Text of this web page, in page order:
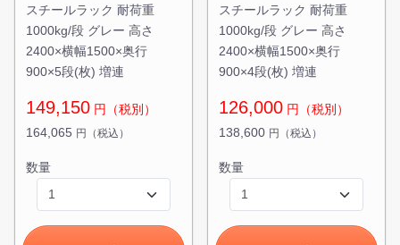
スチールラック 耐荷重
1000kg/段 グレー 高さ
2400×横幅1500×奥行
900×5段(枚) 増連
149,150 円（税別）
164,065 円（税込）
数量
スチールラック 耐荷重
1000kg/段 グレー 高さ
2400×横幅1500×奥行
900×4段(枚) 増連
126,000 円（税別）
138,600 円（税込）
数量